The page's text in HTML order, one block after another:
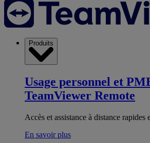
Produits
Usage personnel et
TeamViewer Remote
Accès et assistance à distance rapides
En savoir plus